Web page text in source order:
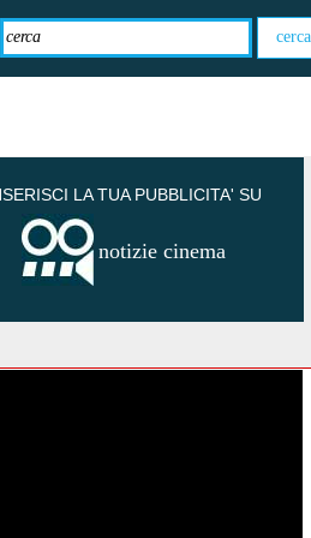
LA TUA PUBBLICITA' SU
notizie cinema